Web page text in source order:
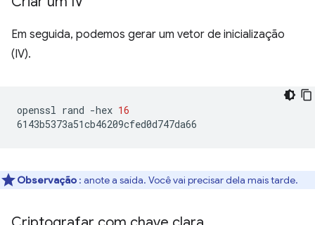
Em seguida, podemos gerar um vetor de inicialização
(IV).
openssl rand -hex 16
Observação : anote a saída. Você vai precisar dela mais tarde.